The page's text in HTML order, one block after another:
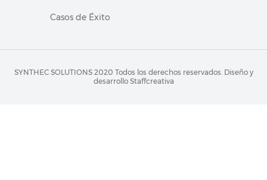
Casos de Éxito
SYNTHEC SOLUTIONS 2020 Todos los derechos reservados. Diseño y
desarrollo Staffcreativa